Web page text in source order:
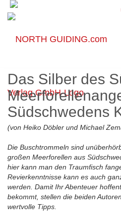
Das Silber des
Südschwedens
(von Heiko Döbler und Michael
Die Buschtrommeln sind
großen Meerforellen aus
hier kann man den Traumfisch
Revierkenntnisse kann es auch
werden. Damit Ihr Abenteuer
bekommt, stellen die beiden
wertvolle Tipps.